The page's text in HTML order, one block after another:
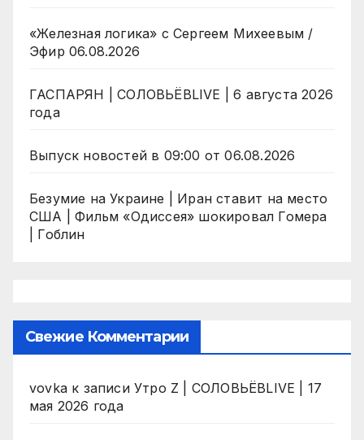
«Железная логика» с Сергеем Михеевым /
Эфир 06.08.2026
ГАСПАРЯН | СОЛОВЬЁВLIVE | 6 августа 2026
года
Выпуск новостей в 09:00 от 06.08.2026
Безумие на Украине | Иран ставит на место
США | Фильм «Одиссея» шокировал Гомера
| Гоблин
Свежие Комментарии
vovka к записи Утро Z | СОЛОВЬЁВLIVE | 17
мая 2026 года